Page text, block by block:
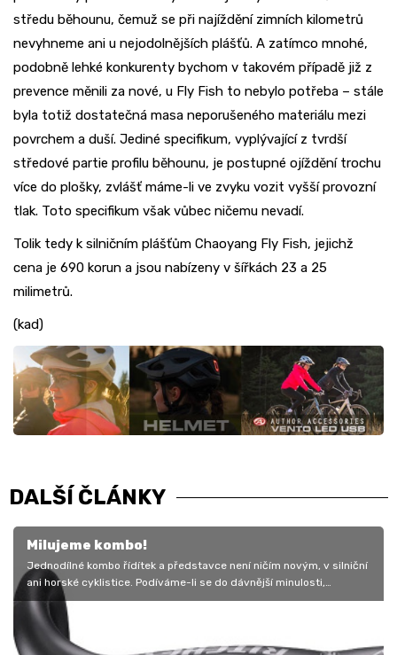
středu běhounu, čemuž se při najíždění zimních kilometrů
nevyhneme ani u nejodolnějších plášťů. A zatímco mnohé,
podobně lehké konkurenty bychom v takovém případě již z
prevence měnili za nové, u Fly Fish to nebylo potřeba – stále
byla totiž dostatečná masa neporušeného materiálu mezi
povrchem a duší. Jediné specifikum, vyplývající z tvrdší
středové partie profilu běhounu, je postupné ojíždění trochu
více do plošky, zvlášť máme-li ve zvyku vozit vyšší provozní
tlak. Toto specifikum však vůbec ničemu nevadí.
Tolik tedy k silničním plášťům Chaoyang Fly Fish, jejichž
cena je 690 korun a jsou nabízeny v šířkách 23 a 25
milimetrů.
(kad)
DALŠÍ ČLÁNKY
Milujeme kombo!
Jednodílné kombo řídítek a představce není ničím novým, v silniční
ani horské cyklistice. Podíváme-li se do dávnější minulosti,
musíme…